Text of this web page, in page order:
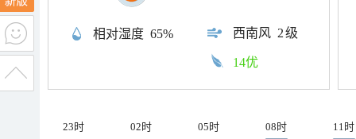
相对湿度 65% 西南风 2级
14优
23时 02时 05时 08时 11时